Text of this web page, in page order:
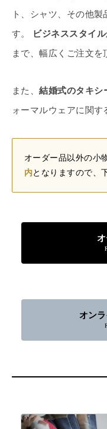
ト、シャツ、その他
す。 ビジネススタイ
まで、幅広くご注文を
また、結婚式のタキシ
ォーマルウェアに関す
オーダー品以外の小
内 となりますので、
オン